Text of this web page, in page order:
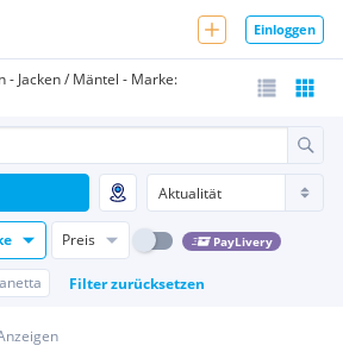
Einloggen
- Jacken / Mäntel - Marke:
Preis PayLivery
Filter zurücksetzen